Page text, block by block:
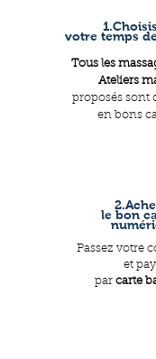
votre temps
Tous les
Ateliers
proposés sont
en bons
le bon
Passez votre
et
par carte